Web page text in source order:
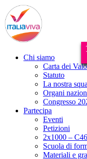
Chi siamo
Carta dei
Statuto
La nostra
Organi
Congresso
Partecipa
Eventi
Petizioni
2x1000 – C46
Scuola di
Materiali e